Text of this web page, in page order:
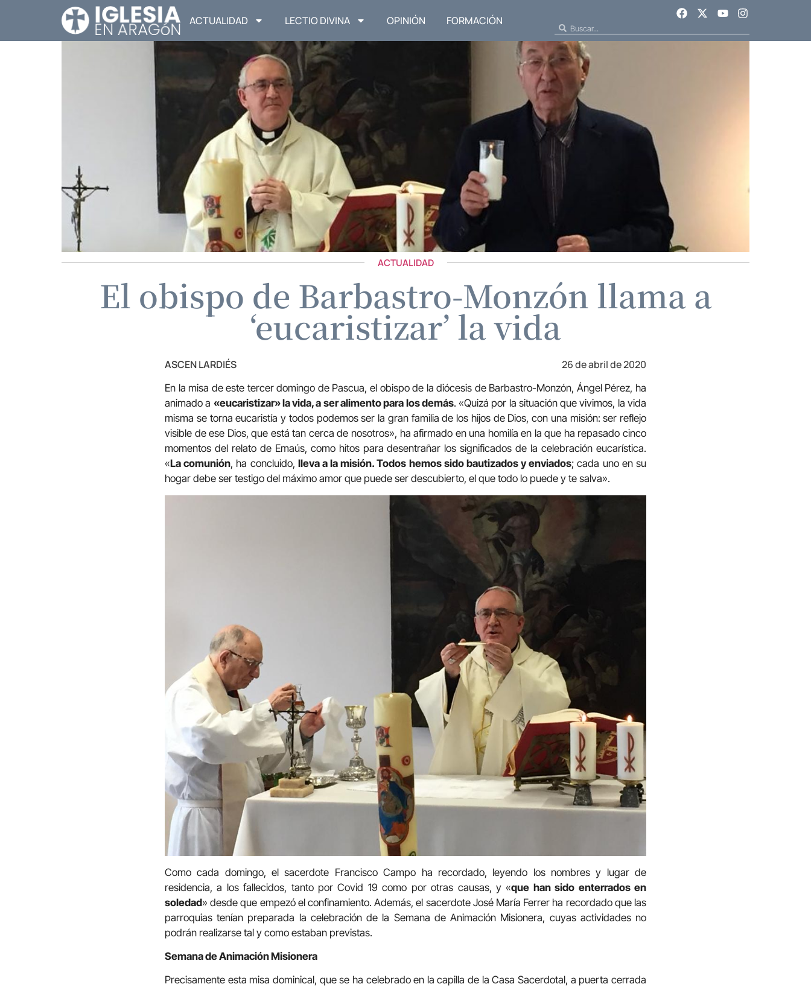
ACTUALIDAD LECTIO DIVINA OPINIÓN FORMACIÓN
ACTUALIDAD
El obispo de Barbastro-Monzón llama a
‘eucaristizar’ la vida
ASCEN LARDIÉS 26 de abril de 2020
En la misa de este tercer domingo de Pascua, el obispo de la diócesis de Barbastro-Monzón, Ángel Pérez, ha
animado a «eucaristizar» la vida, a ser alimento para los demás. «Quizá por la situación que vivimos, la vida
misma se torna eucaristía y todos podemos ser la gran familia de los hijos de Dios, con una misión: ser reflejo
visible de ese Dios, que está tan cerca de nosotros», ha afirmado en una homilía en la que ha repasado cinco
momentos del relato de Emaús, como hitos para desentrañar los significados de la celebración eucarística.
«La comunión, ha concluido, lleva a la misión. Todos hemos sido bautizados y enviados; cada uno en su
hogar debe ser testigo del máximo amor que puede ser descubierto, el que todo lo puede y te salva».
Como cada domingo, el sacerdote Francisco Campo ha recordado, leyendo los nombres y lugar de
residencia, a los fallecidos, tanto por Covid 19 como por otras causas, y «que han sido enterrados en
soledad» desde que empezó el confinamiento. Además, el sacerdote José María Ferrer ha recordado que las
parroquias tenían preparada la celebración de la Semana de Animación Misionera, cuyas actividades no
podrán realizarse tal y como estaban previstas.
Semana de Animación Misionera
Precisamente esta misa dominical, que se ha celebrado en la capilla de la Casa Sacerdotal, a puerta cerrada